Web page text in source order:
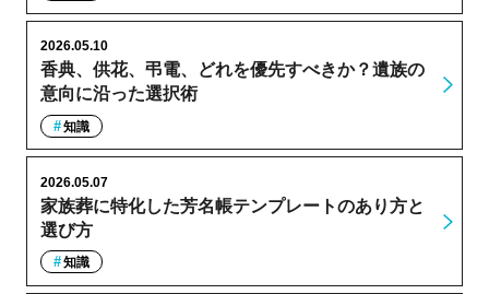
香典、供花、弔電、どれを優先すべきか？遺族の
意向に沿った選択術
2026.05.10
知識
家族葬に特化した芳名帳テンプレートのあり方と
選び方
2026.05.07
知識